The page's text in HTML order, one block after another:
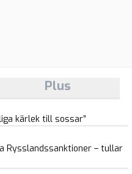
Plus
kärlek till sossar”
Rysslandssanktioner – tullar